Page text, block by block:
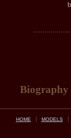
Biography
HOME MODELS